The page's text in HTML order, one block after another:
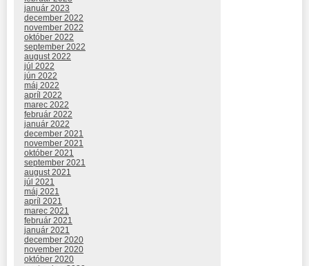
január 2023
december 2022
november 2022
október 2022
september 2022
august 2022
júl 2022
jún 2022
máj 2022
apríl 2022
marec 2022
február 2022
január 2022
december 2021
november 2021
október 2021
september 2021
august 2021
júl 2021
máj 2021
apríl 2021
marec 2021
február 2021
január 2021
december 2020
november 2020
október 2020